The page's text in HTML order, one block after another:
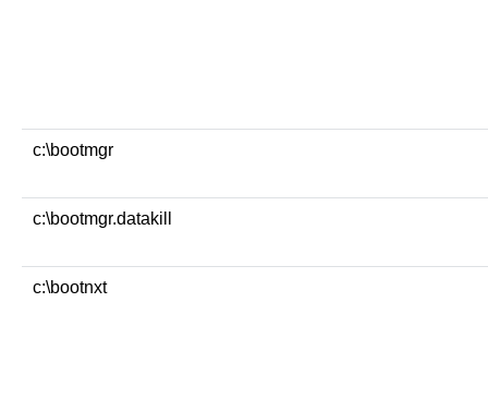
c:\bootmgr
c:\bootmgr.datakill
c:\bootnxt